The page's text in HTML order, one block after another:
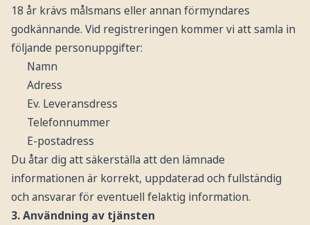
18 år krävs målsmans eller annan förmyndares
godkännande. Vid registreringen kommer vi att samla in
följande personuppgifter:
Namn
Adress
Ev. Leveransdress
Telefonnummer
E-postadress
Du åtar dig att säkerställa att den lämnade
informationen är korrekt, uppdaterad och fullständig
och ansvarar för eventuell felaktig information.
3. Användning av tjänsten